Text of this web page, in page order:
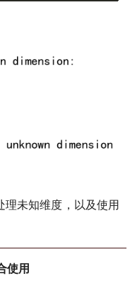
理未知维度，以及使用
使用